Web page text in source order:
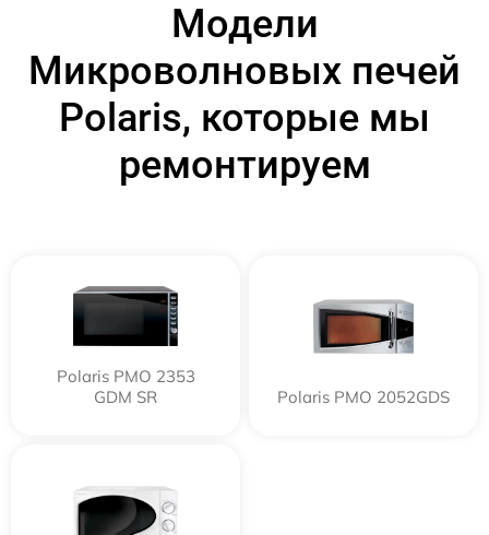
Модели
Микроволновых печей
Polaris, которые мы
ремонтируем
Polaris PMO 2353
GDM SR
Polaris PMO 2052GDS